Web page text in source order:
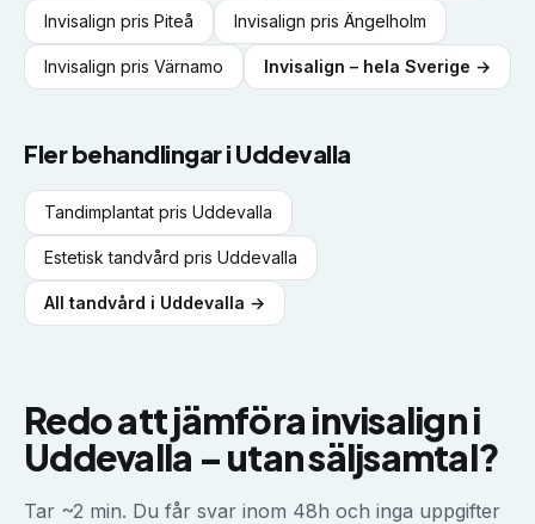
Invisalign pris Piteå Invisalign pris Ängelholm
Invisalign pris Värnamo Invisalign – hela Sverige →
Fler behandlingar i Uddevalla
Tandimplantat pris Uddevalla
Estetisk tandvård pris Uddevalla
All tandvård i Uddevalla →
Redo att jämförainvisaligni
Uddevalla –utan säljsamtal?
Tar ~2 min. Du får svar inom 48h och inga uppgifter